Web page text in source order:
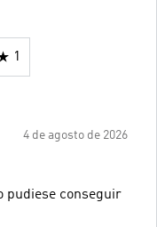
1
4 de agosto de 2026
pudiese conseguir